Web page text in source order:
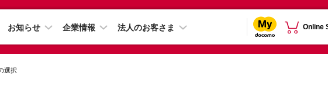
お知らせ 企業情報 法人のお客さま Online
選択